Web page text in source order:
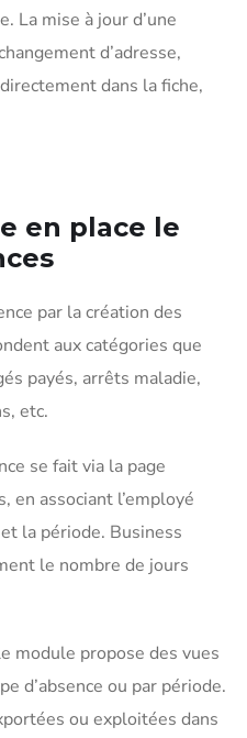
La mise à jour d’une
d’adresse,
dans la fiche,
en place le
par la création des
aux catégories que
payés, arrêts maladie,
etc.
se fait via la page
en associant l’employé
la période. Business
le nombre de jours
module propose des vues
d’absence ou par période.
ou exploitées dans